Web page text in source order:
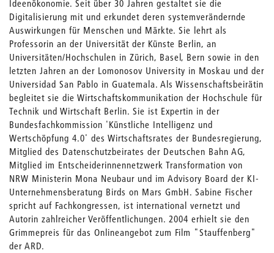
Ideenökonomie. Seit über 30 Jahren gestaltet sie die
Digitalisierung mit und erkundet deren systemverändernde
Auswirkungen für Menschen und Märkte. Sie lehrt als
Professorin an der Universität der Künste Berlin, an
Universitäten/Hochschulen in Zürich, Basel, Bern sowie in den
letzten Jahren an der Lomonosov University in Moskau und der
Universidad San Pablo in Guatemala. Als Wissenschaftsbeirätin
begleitet sie die Wirtschaftskommunikation der Hochschule für
Technik und Wirtschaft Berlin. Sie ist Expertin in der
Bundesfachkommission 'Künstliche Intelligenz und
Wertschöpfung 4.0' des Wirtschaftsrates der Bundesregierung,
Mitglied des Datenschutzbeirates der Deutschen Bahn AG,
Mitglied im Entscheiderinnennetzwerk Transformation von
NRW Ministerin Mona Neubaur und im Advisory Board der KI-
Unternehmensberatung Birds on Mars GmbH. Sabine Fischer
spricht auf Fachkongressen, ist international vernetzt und
Autorin zahlreicher Veröffentlichungen. 2004 erhielt sie den
Grimmepreis für das Onlineangebot zum Film "Stauffenberg"
der ARD.